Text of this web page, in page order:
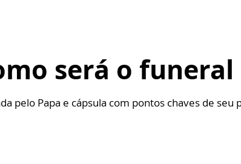
será o funeral
pelo Papa e cápsula com pontos chaves de